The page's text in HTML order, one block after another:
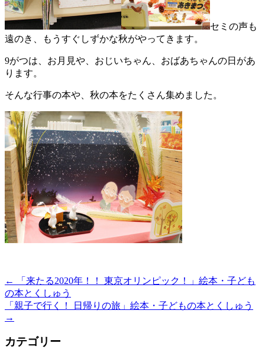
セミの声も
遠のき、もうすぐしずかな秋がやってきます。
9がつは、お月見や、おじいちゃん、おばあちゃんの日があ
ります。
そんな行事の本や、秋の本をたくさん集めました。
←
「来たる2020年！！ 東京オリンピック！」絵本・子ども
の本とくしゅう
「親子で行く！ 日帰りの旅」絵本・子どもの本とくしゅう
→
カテゴリー